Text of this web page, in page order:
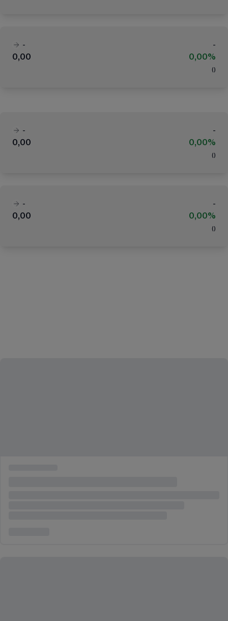
-
-
0,00
0,00%
( )
-
-
0,00
0,00%
( )
-
-
0,00
0,00%
( )